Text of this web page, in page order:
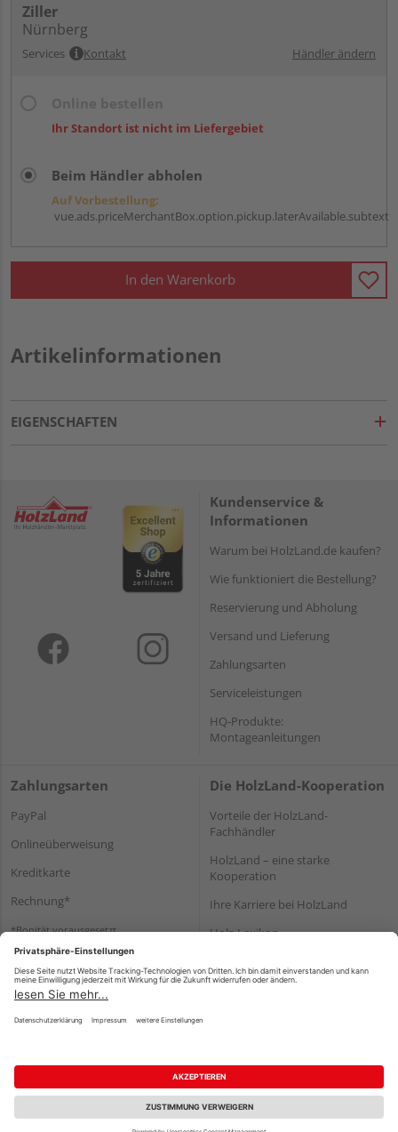
Ziller
Nürnberg
Services Kontakt Händler ändern
Ihr Standort ist nicht im Liefergebiet
Beim Händler abholen
Auf Vorbestellung:
vue.ads.priceMerchantBox.option.pickup.laterAvailable.subtext
In den Warenkorb
Artikelinformationen
EIGENSCHAFTEN
Kundenservice &
Informationen
Warum bei HolzLand.de kaufen?
Wie funktioniert die Bestellung?
Reservierung und Abholung
Versand und Lieferung
Zahlungsarten
Serviceleistungen
HQ-Produkte:
Montageanleitungen
Zahlungsarten
PayPal
Onlineüberweisung
Kreditkarte
Rechnung*
*Bonität vorausgesetzt
Die HolzLand-Kooperation
Vorteile der HolzLand-
Fachhändler
HolzLand – eine starke
Kooperation
Ihre Karriere bei HolzLand
Holz-Lexikon
Impressum Datenschutz
Nutzungsbedingungen
Barrierefreiheitserklärung
Vertrag widerrufen